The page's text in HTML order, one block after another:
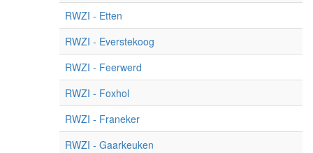
RWZI - Etten
RWZI - Everstekoog
RWZI - Feerwerd
RWZI - Foxhol
RWZI - Franeker
RWZI - Gaarkeuken